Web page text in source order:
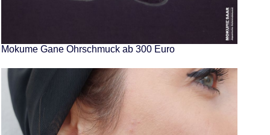
Mokume Gane Ohrschmuck ab 300 Euro